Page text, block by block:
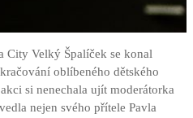
City Velký Špalíček se konal
oblíbeného dětského
si nenechala ujít moderátorka
nejen svého přítele Pavla